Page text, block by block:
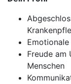
Freude
Menschen